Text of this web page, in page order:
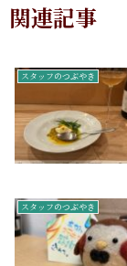
関連記事
スタッフのつぶやき
スタッフのつぶやき